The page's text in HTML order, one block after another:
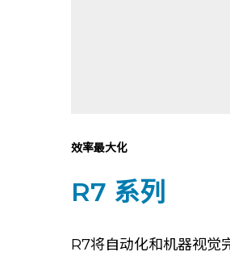
效率最大化
R7 系列
R7将自动化和机器视觉